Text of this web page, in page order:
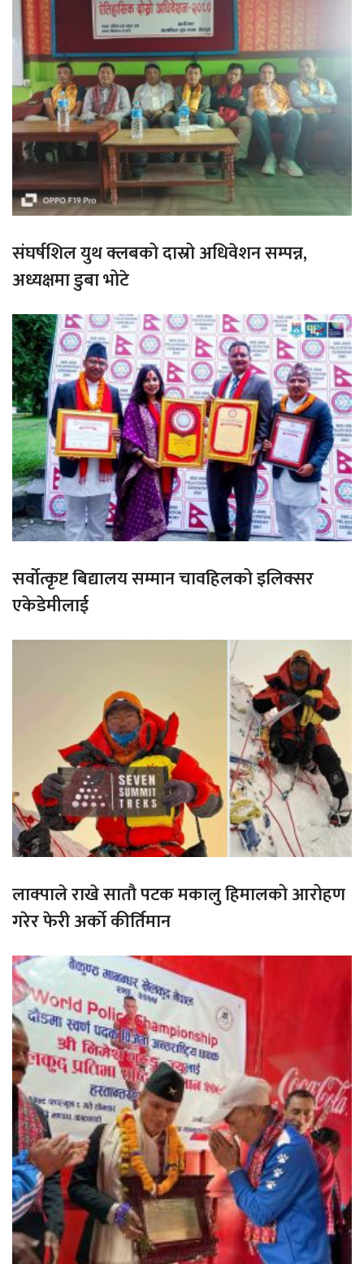
संघर्षशिल युथ क्लबको दास्रो अधिवेशन सम्पन्न,
अध्यक्षमा डुबा भोटे
सर्वोत्कृष्ट बिद्यालय सम्मान चावहिलको इलिक्सर
एकेडेमीलाई
लाक्पाले राखे सातौ पटक मकालु हिमालको आरोहण
गरेर फेरी अर्को कीर्तिमान